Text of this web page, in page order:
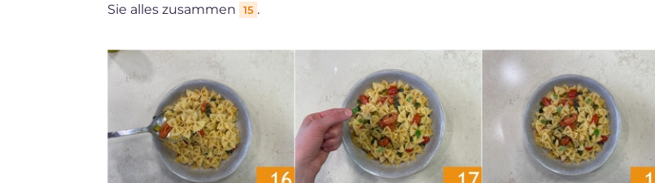
Sie alles zusammen
15 .